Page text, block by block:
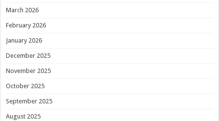
March 2026
February 2026
January 2026
December 2025
November 2025
October 2025
September 2025
August 2025